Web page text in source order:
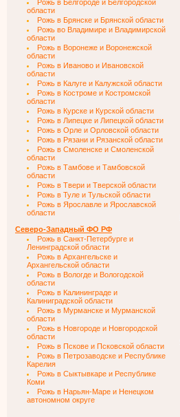
Рожь в Белгороде и Белгородской
области
Рожь в Брянске и Брянской области
Рожь во Владимире и Владимирской
области
Рожь в Воронеже и Воронежской
области
Рожь в Иваново и Ивановской
области
Рожь в Калуге и Калужской области
Рожь в Костроме и Костромской
области
Рожь в Курске и Курской области
Рожь в Липецке и Липецкой области
Рожь в Орле и Орловской области
Рожь в Рязани и Рязанской области
Рожь в Смоленске и Смоленской
области
Рожь в Тамбове и Тамбовской
области
Рожь в Твери и Тверской области
Рожь в Туле и Тульской области
Рожь в Ярославле и Ярославской
области
Северо-Западный ФО РФ
Рожь в Санкт-Петербурге и
Ленинградской области
Рожь в Архангельске и
Архангельской области
Рожь в Вологде и Вологодской
области
Рожь в Калининграде и
Калиниградской области
Рожь в Мурманске и Мурманской
области
Рожь в Новгороде и Новгородской
области
Рожь в Пскове и Псковской области
Рожь в Петрозаводске и Республике
Карелия
Рожь в Сыктывкаре и Республике
Коми
Рожь в Нарьян-Маре и Ненецком
автономном округе